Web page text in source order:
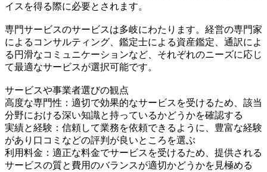
イスを得る際に必要とされます。
専門サービスのサービスは多岐にわたります。経営の専門家
によるコンサルティング、鑑定士による資産鑑定、通訳によ
る円滑なコミュニケーションなど、それぞれのニーズに応じ
て最適なサービスが選択可能です。
サービスや事業者選びの観点
高度な専門性：適切で効果的なサービスを受けるため、該当
分野における深い知識と持っているかどうかを確認する
実績と経験：信頼して業務を依頼できるように、豊富な経験
があり口コミなどの評判が良いところを選ぶ
利用料金：適正な料金でサービスを受けるため、提供される
サービスの質と費用のバランスが適切かどうかを見極める